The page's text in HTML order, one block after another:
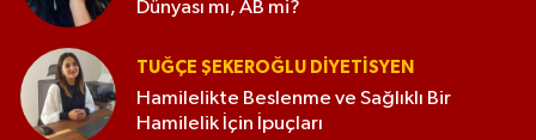
Dünyası mı, AB mi?
TUĞÇE ŞEKEROĞLU DIYETISYEN
Hamilelikte Beslenme ve Sağlıklı Bir
Hamilelik İçin İpuçları